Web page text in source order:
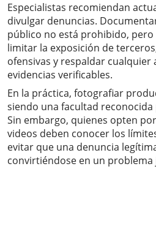
Especialistas recomiendan
divulgar denuncias.
público no está prohibido,
limitar la exposición de
ofensivas y respaldar cualquier
evidencias verificables.
En la práctica, fotografiar
siendo una facultad
Sin embargo, quienes opten
videos deben conocer los
evitar que una denuncia
convirtiéndose en un problema